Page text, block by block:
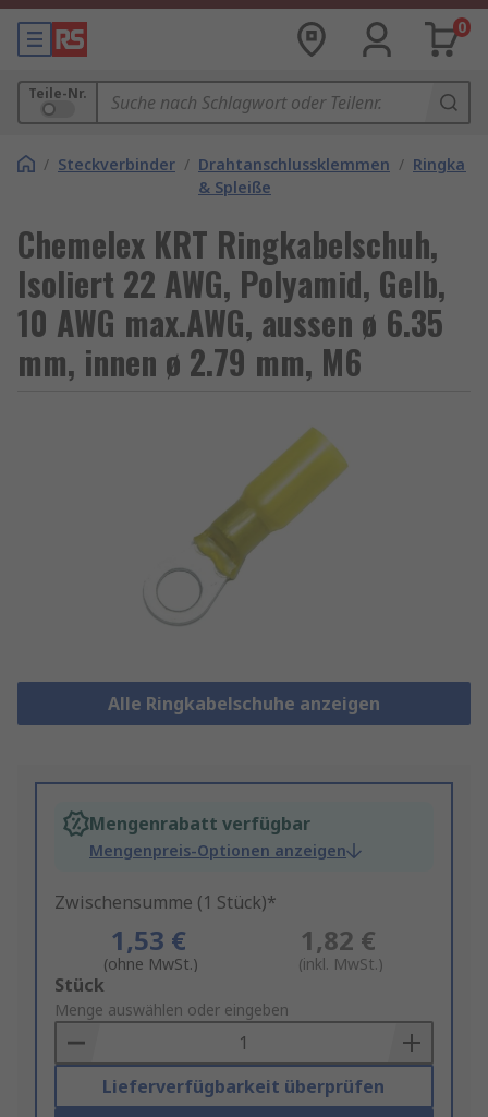
0
Teile-Nr.
/ Steckverbinder / Drahtanschlussklemmen
& Spleiße
/
Chemelex KRT Ringkabelschuh,
Isoliert 22 AWG, Polyamid, Gelb,
10 AWG max.AWG, aussen ø 6.35
mm, innen ø 2.79 mm, M6
Alle Ringkabelschuhe anzeigen
Mengenrabatt verfügbar
Mengenpreis-Optionen anzeigen
Zwischensumme (1 Stück)*
1,53 €
(ohne MwSt.)
1,82 €
(inkl. MwSt.)
Add
to
Basket
Stück
Menge auswählen oder eingeben
Lieferverfügbarkeit überprüfen